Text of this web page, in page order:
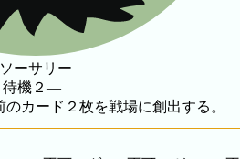
ソーサリー
待機２—
のカード２枚を戦場に創出する。